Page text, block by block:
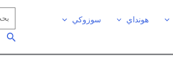
هونداي
سوزوكي